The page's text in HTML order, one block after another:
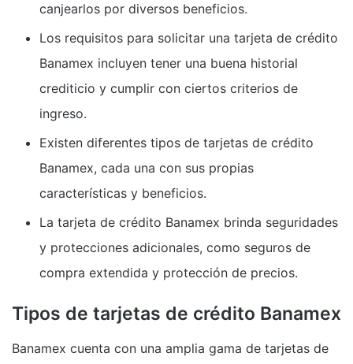
canjearlos por diversos beneficios.
Los requisitos para solicitar una tarjeta de crédito
Banamex incluyen tener una buena historial
crediticio y cumplir con ciertos criterios de
ingreso.
Existen diferentes tipos de tarjetas de crédito
Banamex, cada una con sus propias
características y beneficios.
La tarjeta de crédito Banamex brinda seguridades
y protecciones adicionales, como seguros de
compra extendida y protección de precios.
Tipos de tarjetas de crédito Banamex
Banamex cuenta con una amplia gama de tarjetas de